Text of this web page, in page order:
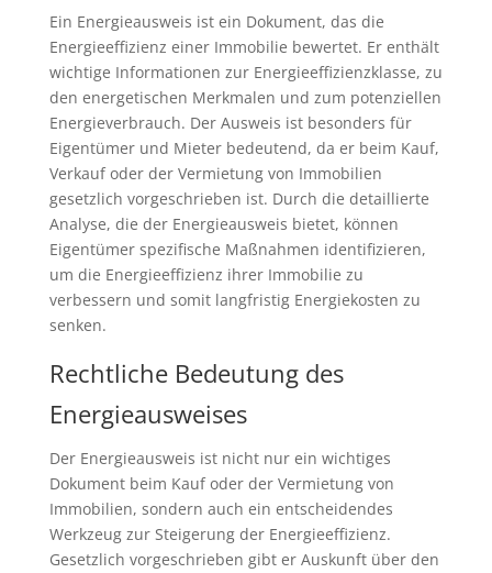
Ein Energieausweis ist ein Dokument, das die
Energieeffizienz einer Immobilie bewertet. Er enthält
wichtige Informationen zur Energieeffizienzklasse, zu
den energetischen Merkmalen und zum potenziellen
Energieverbrauch. Der Ausweis ist besonders für
Eigentümer und Mieter bedeutend, da er beim Kauf,
Verkauf oder der Vermietung von Immobilien
gesetzlich vorgeschrieben ist. Durch die detaillierte
Analyse, die der Energieausweis bietet, können
Eigentümer spezifische Maßnahmen identifizieren,
um die Energieeffizienz ihrer Immobilie zu
verbessern und somit langfristig Energiekosten zu
senken.
Rechtliche Bedeutung des
Energieausweises
Der Energieausweis ist nicht nur ein wichtiges
Dokument beim Kauf oder der Vermietung von
Immobilien, sondern auch ein entscheidendes
Werkzeug zur Steigerung der Energieeffizienz.
Gesetzlich vorgeschrieben gibt er Auskunft über den